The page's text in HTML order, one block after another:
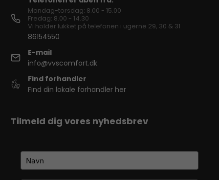
Mandag-torsdag: 8.00 - 15.00
Fredag: 8.00 - 14.30
Vi holder lukket på telefonen i ugerne 29, 30 & 31
86154550
E-mail
info@vvscomfort.dk
Find forhandler
Find din lokale forhandler her
Tilmeld dig vores nyhedsbrev